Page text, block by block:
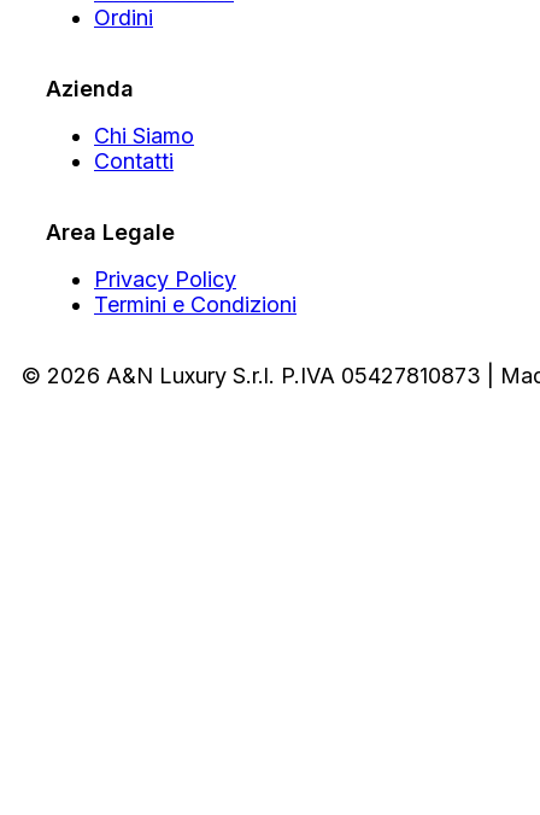
Ordini
Azienda
Chi Siamo
Contatti
Area Legale
Privacy Policy
Termini e Condizioni
© 2026 A&N Luxury S.r.l. P.IVA 05427810873 |